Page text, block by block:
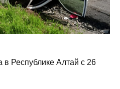
в Республике Алтай с 26